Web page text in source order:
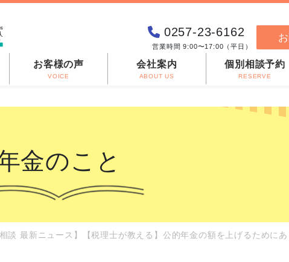
0257-23-6162
営業時間 9:00〜17:00（平日）
お客様の声
VOICE
会社案内
ABOUT US
個別相談予約
RESERVE
金のこと
相談 最新ニュース】【税理士が教える】公的年金の額を上げるために